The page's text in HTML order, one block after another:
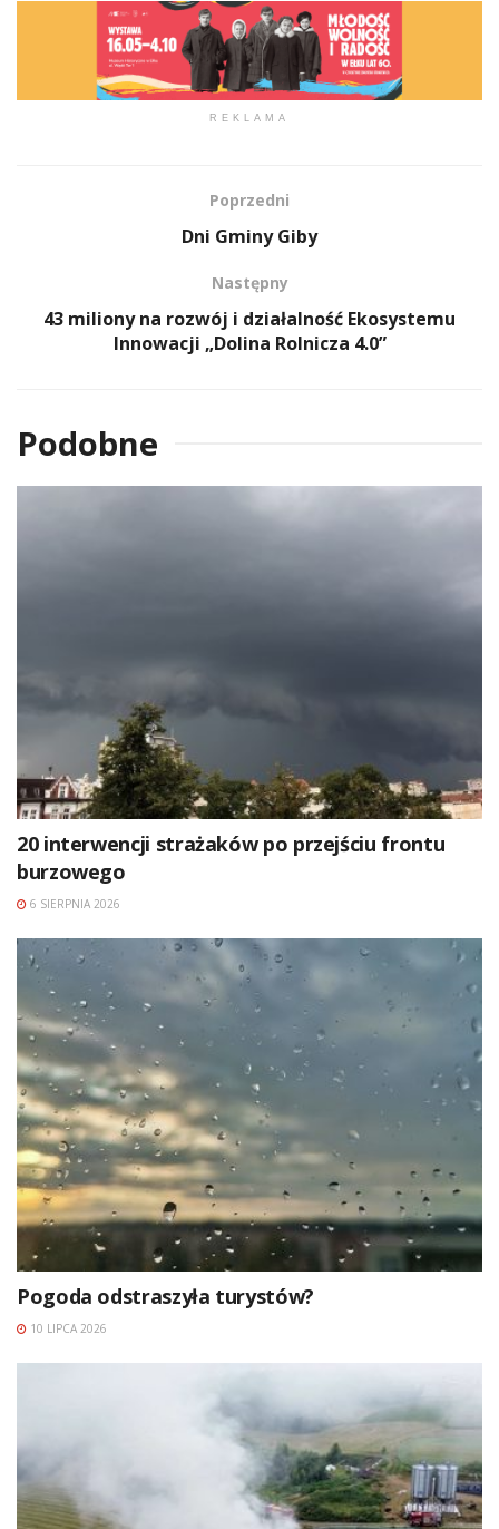
REKLAMA
Poprzedni
Dni Gminy Giby
Następny
43 miliony na rozwój i działalność Ekosystemu
Innowacji „Dolina Rolnicza 4.0”
Podobne
20 interwencji strażaków po przejściu frontu
burzowego
6 SIERPNIA 2026
Pogoda odstraszyła turystów?
10 LIPCA 2026